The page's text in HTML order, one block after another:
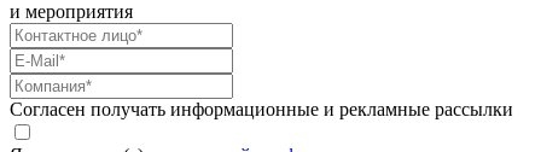
и мероприятия
Согласен получать информационные и рекламные рассылки